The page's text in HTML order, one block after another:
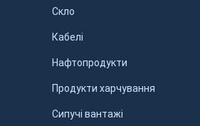
Скло
Кабелі
Нафтопродукти
Продукти харчування
Сипучі вантажі